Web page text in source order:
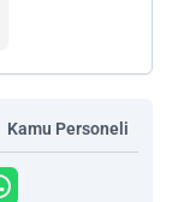
Kamu Personeli